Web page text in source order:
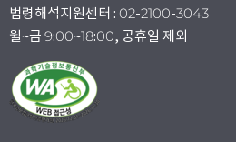
법령해석지원센터 : 02-2100-3043
월~금 9:00~18:00, 공휴일 제외